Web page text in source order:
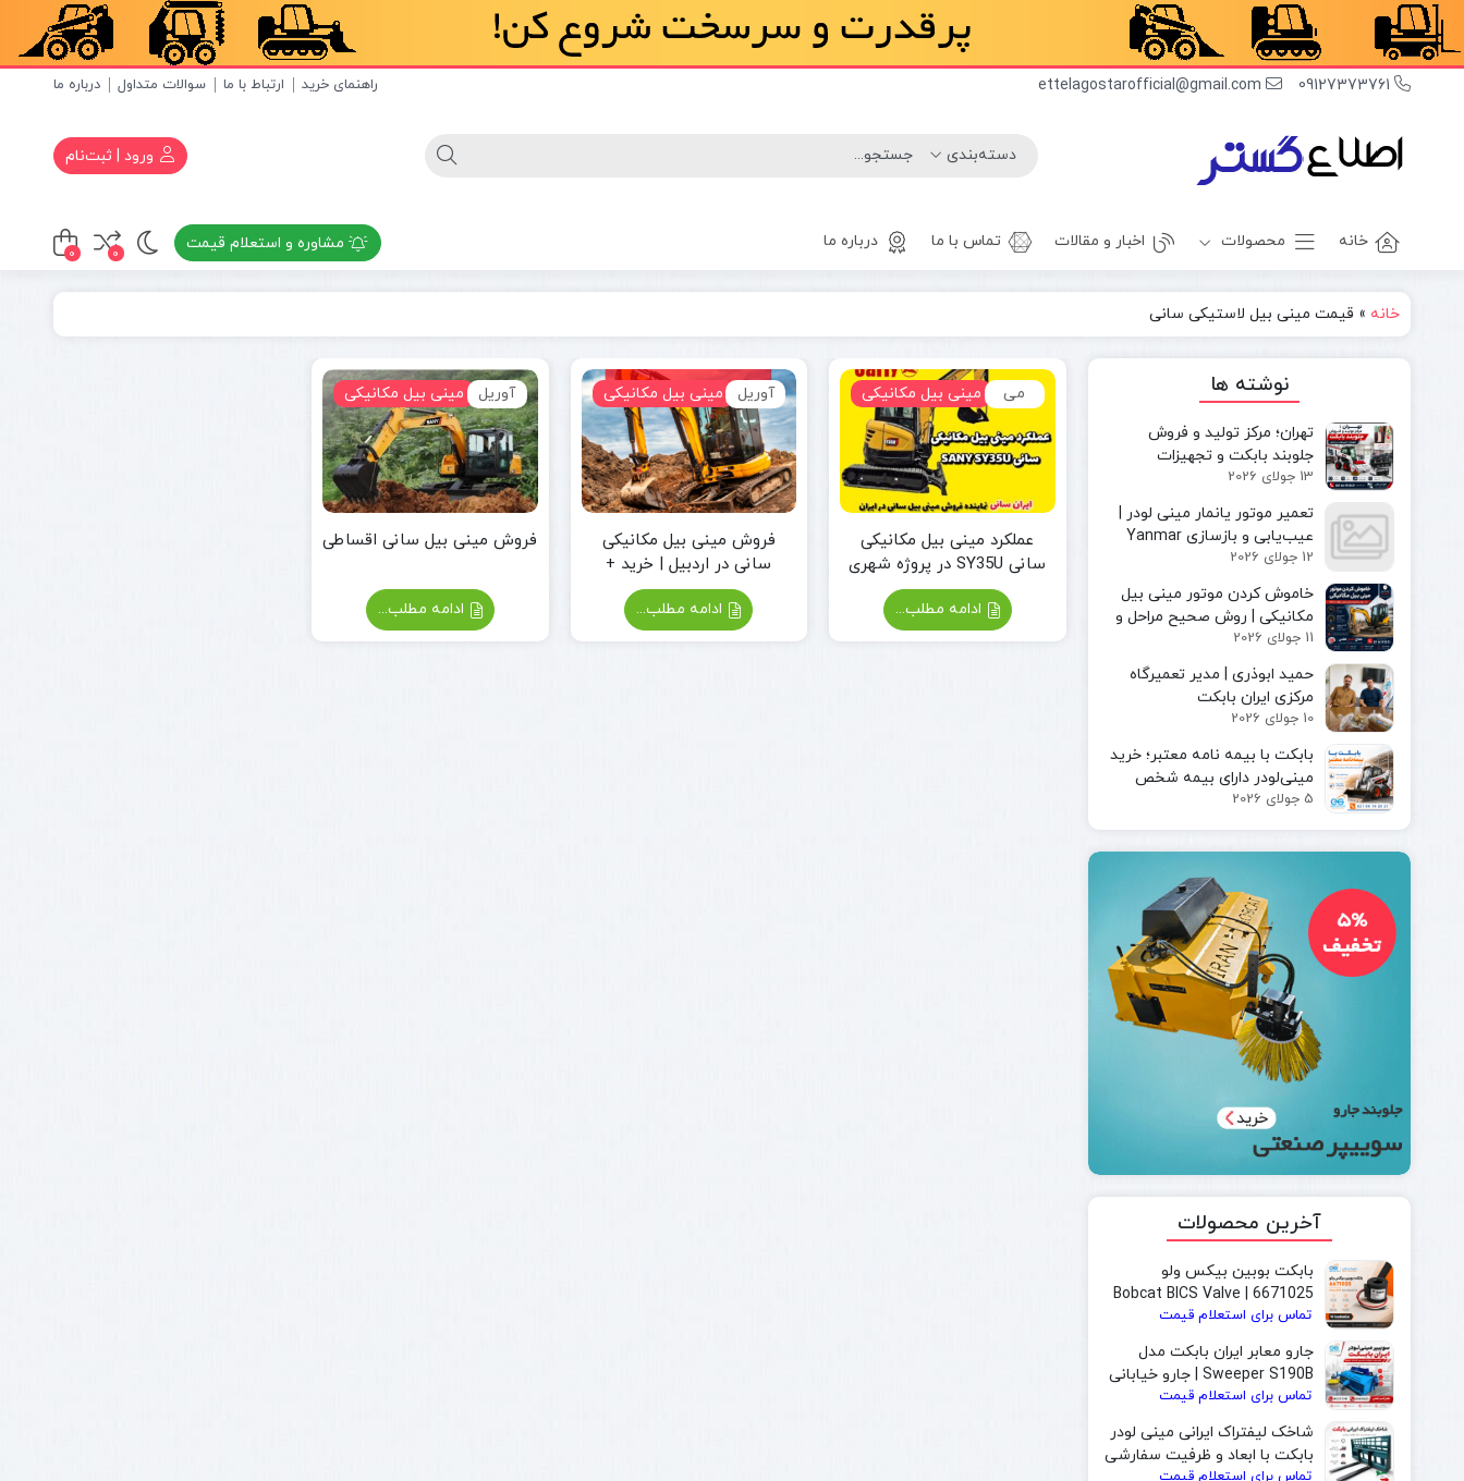
راهنمای خرید ارتباط با ما سوالات متداول درباره ما 09127373761
ettelagostarofficial@gmail.com
ورود | ثبت‌نام
خانه محصولات
مکانیکی
مینی بیل
مکانیکی
بابکت
بابکت
فوریوز
بابکت
دراج
رفسنجان
بیل بکهو
غلطک
آسفالت
جلوبند چاله
پیکور یا
هیدرولیکی
چنگک
شاخک
لیفتراک
مینی لودر
بابکت
اخبار و مقالات تماس با ما درباره ما مشاوره و استعلام قیمت 0
0
خانه » قیمت مینی بیل لاستیکی سانی
مینی بیل مکانیکی می
عملکرد مینی بیل مکانیکی
سانی SY35U در پروژه شهری
ادامه مطلب...
مینی بیل مکانیکی آوریل
فروش مینی بیل مکانیکی
سانی در اردبیل | خرید +
مشاوره و قیمت
ادامه مطلب...
مینی بیل مکانیکی آوریل
فروش مینی بیل سانی اقساطی
ادامه مطلب...
نوشته ها
تهران؛ مرکز تولید و فروش
جلوبند بابکت و تجهیزات
مینی‌لودر در ایران
13 جولای 2026
تعمیر موتور یانمار مینی لودر |
عیب‌یابی و بازسازی Yanmar
Engine
12 جولای 2026
خاموش کردن موتور مینی بیل
مکانیکی | روش صحیح مراحل و
ایمن توقف دستگاه
11 جولای 2026
حمید ابوذری | مدیر تعمیرگاه
مرکزی ایران بابکت
10 جولای 2026
بابکت با بیمه‌ نامه معتبر؛ خرید
مینی‌لودر دارای بیمه شخص
ثالث و بیمه بدنه ماشین‌آلات
5 جولای 2026
آخرین محصولات
بابکت بوبین بیکس ولو
6671025 | Bobcat BICS Valve
Solenoid Coil
تماس برای استعلام قیمت
جارو معابر ایران بابکت مدل
Sweeper S190B | جارو خیابانی
و جارو بابکت مخصوص شهرداری
تماس برای استعلام قیمت
شاخک لیفتراک ایرانی مینی لودر
بابکت با ابعاد و ظرفیت سفارشی
تماس برای استعلام قیمت